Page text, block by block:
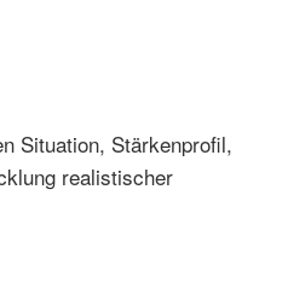
Situation, Stärkenprofil,
realistischer